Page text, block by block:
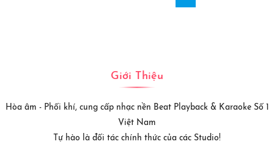
Giới Thiệu
Hòa âm - Phối khí, cung cấp nhạc nền Beat Playback & Karaoke Số 1
Việt Nam
Tự hào là đối tác chính thức của các Studio!